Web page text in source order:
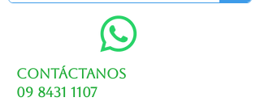
Contáctanos
09 8431 1107